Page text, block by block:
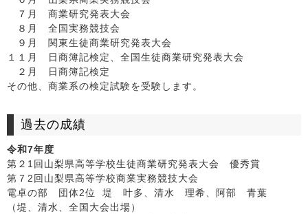
７月 商業研究発表大会
８月 全国実務競技会
９月 関東生徒商業研究発表大会
１１月 日商簿記検定、全国生徒商業研究発表大会
２月 日商簿記検定
その他、商業系の検定試験を受験します。
過去の成績
令和7年度
第２1回山梨県高等学校生徒商業研究発表大会 優秀賞
第７2回山梨県高等学校商業実務競技大会
電卓の部 団体2位 堤 叶多、清水 理希、阿部 青葉
（堤、清水、全国大会出場）